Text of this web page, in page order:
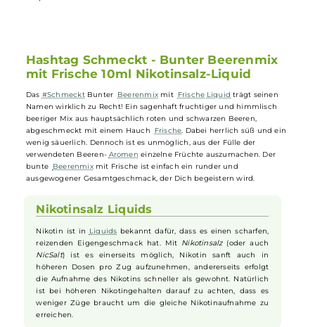
Schnellere Aufnahme des Nikotins als bei herkömmlichen
Liquids
Hashtag Schmeckt - Bunter Beerenmix
mit Frische 10ml Nikotinsalz-Liquid
Das #Schmeckt Bunter Beerenmix Frische
beeriger Mix aus hauptsächlich roten und schwarzen Beeren,
wenig säuerlich. Dennoch ist es unmöglich, aus der Fülle der
verwendeten Beeren- Aromen einzelne Früchte auszumachen. Der
bunte Beerenmixmit Frische ist einfach ein runder und
ausgewogener Gesamtgeschmack, der Dich begeistern wird.
Nikotinsalz Liquids